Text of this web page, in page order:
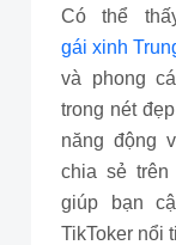
Có thể
gái xinh
và phong
trong nét
năng động
chia sẻ trên
giúp bạn
TikToker nổi